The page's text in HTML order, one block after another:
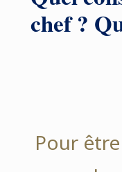
chef ?
Pour